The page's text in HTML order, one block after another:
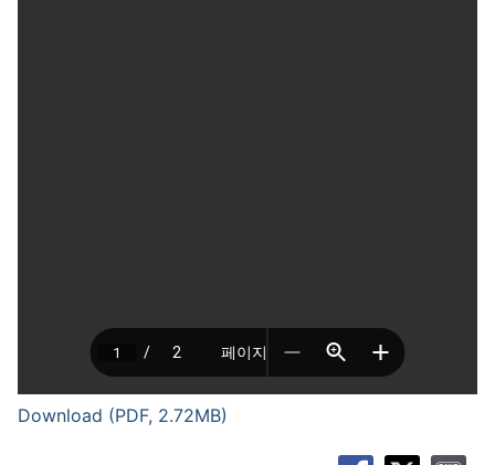
Download (PDF, 2.72MB)